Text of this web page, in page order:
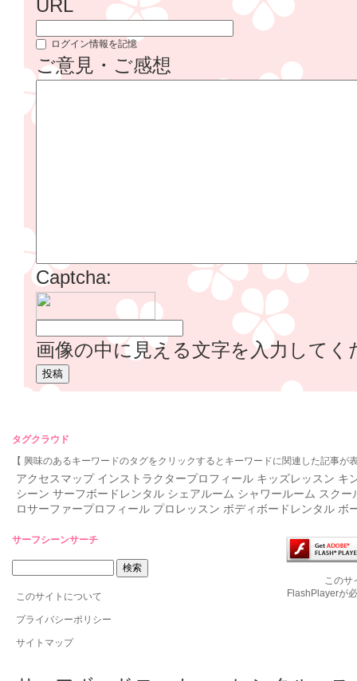
URL
ログイン情報を記憶
ご意見・ご感想
Captcha:
画像の中に見える文字を入力してく
タグクラウド
【 興味のあるキーワードのタグをクリックするとキーワードに関連した記事が
アクセスマップ インストラクタープロフィール キッズレッスン キ
シーン サーフボードレンタル シェアルーム シャワールーム スクー
ロサーファープロフィール プロレッスン ボディボードレンタル ボ
サーフシーンサーチ
このサイトについて
プライバシーポリシー
サイトマップ
この
FlashPlayerが